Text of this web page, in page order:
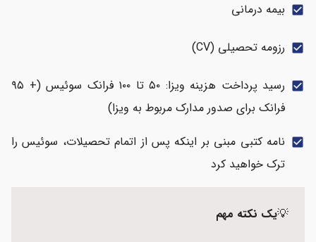
check_box بیمه درمانی
check_box رزومه تحصیلی (CV)
check_box
رسید پرداخت هزینه ویزا: ۵۰ تا ۱۰۰ فرانک سوئیس (+ ۹۵
فرانک برای صدور مدارک مربوط به ویزا)
check_box نامه کتبی مبنی بر اینکه پس از اتمام تحصیلات، سوئیس را
ترک خواهید کرد
💡یک نکته مهم